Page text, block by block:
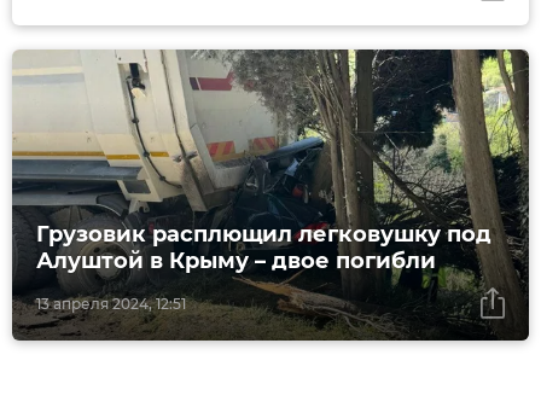
13 апреля 2024, 12:51
Грузовик расплющил легковушку под
Алуштой в Крыму – двое погибли